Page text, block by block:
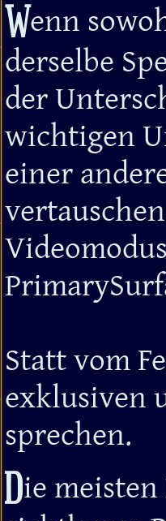
Wenn
derselbe
der
wichtigen
einer
Statt vom
exklusiven
sprechen.
Die